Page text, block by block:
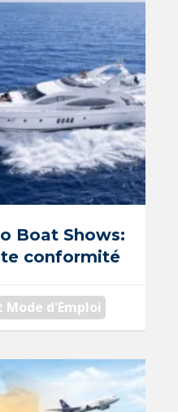
Boat Shows:
conformité
Mode d'Emploi